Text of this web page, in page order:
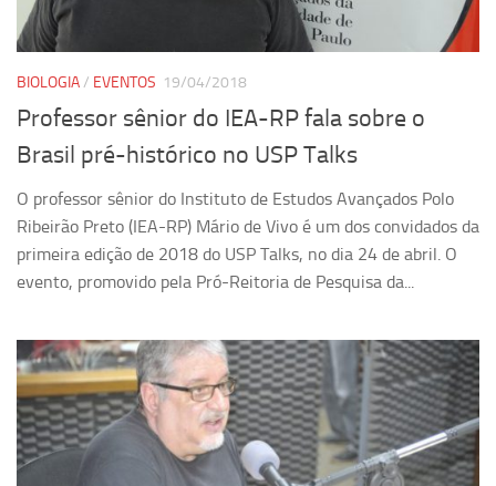
em Saúde com foco em Populações Vulneráveis
Grupos de estudo encerrados
Grupos de Pesquisa
Criminologia Experimental e Segurança Pública
Grupo de Pesquisa GPUBLIC – Centro de Estudos em Gestão
e Políticas Públicas Contemporâneas
Grupos de pesquisa encerrados
Ano Sabático
BIOLOGIA/ EVENTOS 19/04/2018
Professor sênior do IEA-RP fala sobre o
Brasil pré-histórico no USP Talks
O professor sênior do Instituto de Estudos Avançados Polo
Ribeirão Preto (IEA-RP) Mário de Vivo é um dos convidados da
primeira edição de 2018 do USP Talks, no dia 24 de abril. O
evento, promovido pela Pró-Reitoria de Pesquisa da...